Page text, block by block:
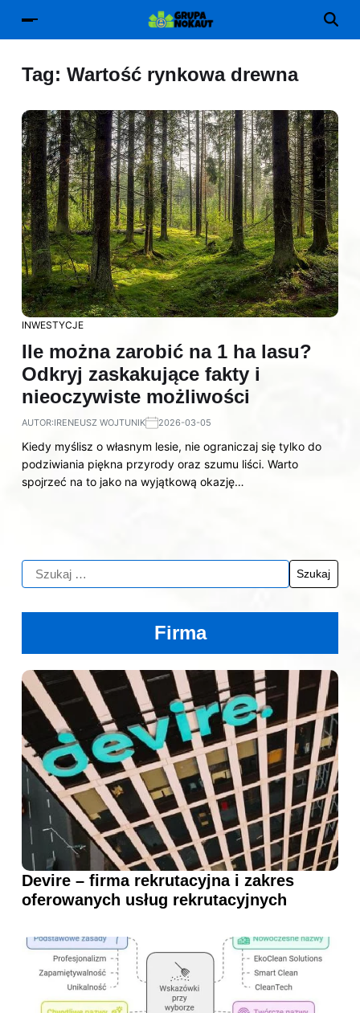
Tag: Wartość rynkowa drewna
INWESTYCJE
Ile można zarobić na 1 ha lasu?
Odkryj zaskakujące fakty i
nieoczywiste możliwości
AUTOR:IRENEUSZ WOJTUNIK 2026-03-05
Kiedy myślisz o własnym lesie, nie ograniczaj się tylko do
podziwiania piękna przyrody oraz szumu liści. Warto
spojrzeć na to jako na wyjątkową okazję…
Firma
Devire – firma rekrutacyjna i zakres
oferowanych usług rekrutacyjnych